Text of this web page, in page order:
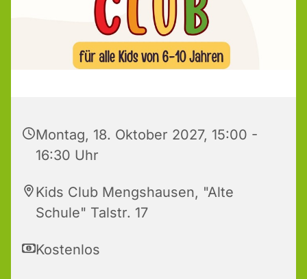
Montag, 18. Oktober 2027, 15:00 -
16:30 Uhr
Kids Club Mengshausen, "Alte
Schule" Talstr. 17
Kostenlos